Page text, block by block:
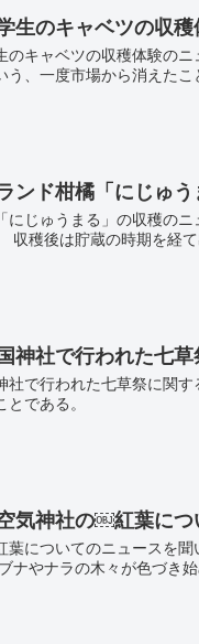
生のキャベツの収
のキャベツの収穫体験の
う、一度市場から消えた
ンド柑橘「にじゅ
にじゅうまる」の収穫の
収穫後は貯蔵の時期を経
神社で行われた七
社で行われた七草祭に関
である。
気神社の￼紅葉に
葉についてのニュースを
ナやナラの木々が色づき始